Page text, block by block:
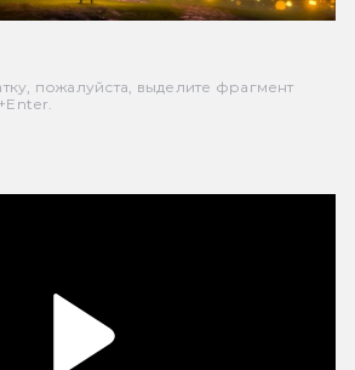
пожалуйста, выделите фрагмент